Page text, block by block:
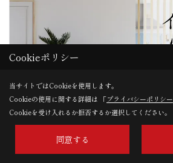
タイプ別にみる - すべて にある
Cookieポリシー
当サイトではCookieを使用します。
Cookieの使用に関する詳細は 「プライバシーポリシー
Cookieを受け入れるか拒否するか選択してください。
同意する